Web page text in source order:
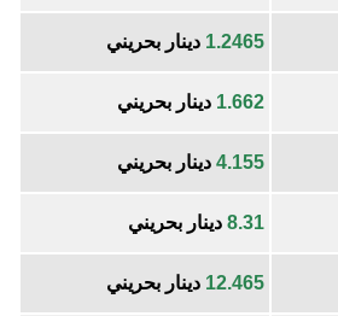
1.2465 دينار بحريني
1.662 دينار بحريني
4.155 دينار بحريني
8.31 دينار بحريني
12.465 دينار بحريني